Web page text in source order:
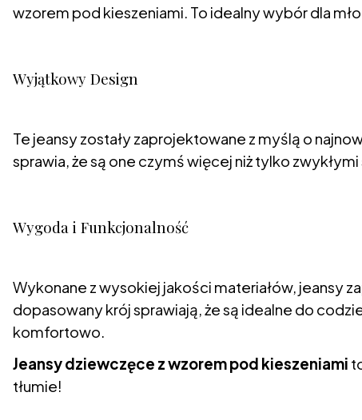
wzorem pod kieszeniami. To idealny wybór dla
Wyjątkowy Design
Te jeansy zostały zaprojektowane z myślą o
sprawia, że są one czymś więcej niż tylko
Wygoda i Funkcjonalność
Wykonane z wysokiej jakości materiałów, jeansy
dopasowany krój sprawiają, że są idealne do
komfortowo.
Jeansy dziewczęce z wzorem pod kieszeniami
tłumie!